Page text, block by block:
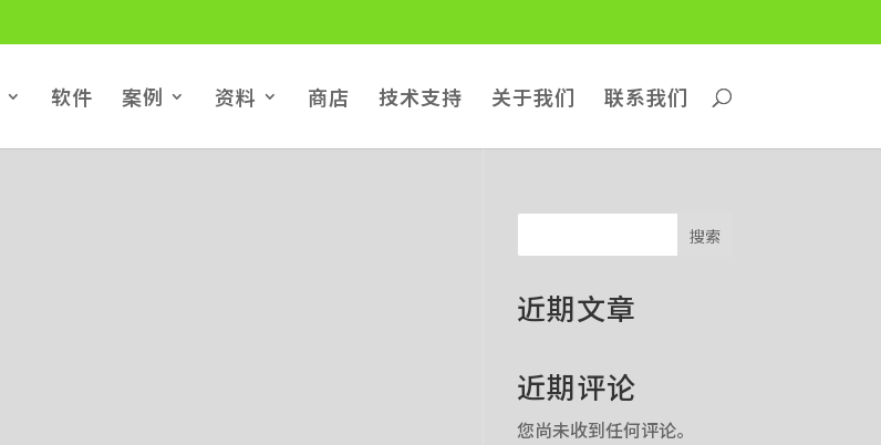
软件 案例 资料 商店 技术支持 关于我们 联系我们
搜索
近期文章
近期评论
您尚未收到任何评论。